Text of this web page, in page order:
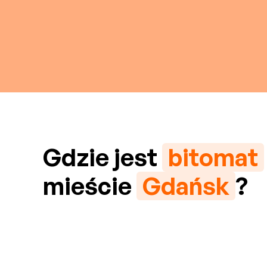
Gdzie jest bitomat
mieście Gdańsk ?